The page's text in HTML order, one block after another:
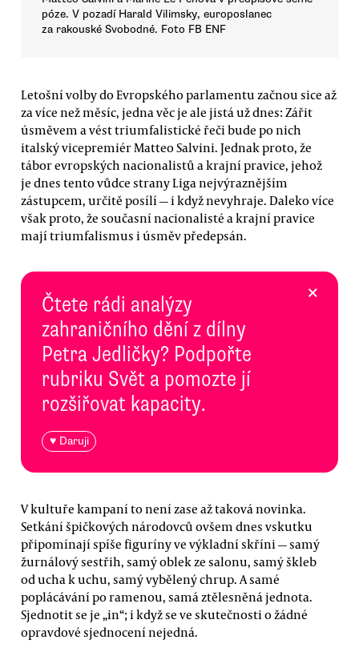
póze. V pozadí Harald Vilimsky, europoslanec
za rakouské Svobodné. Foto FB ENF
Letošní volby do Evropského parlamentu začnou sice až
za více než měsíc, jedna věc je ale jistá už dnes: Zářit
úsměvem a vést triumfalistické řeči bude po nich
italský vicepremiér Matteo Salvini. Jednak proto, že
tábor evropských nacionalistů a krajní pravice, jehož
je dnes tento vůdce strany Liga nejvýraznějším
zástupcem, určitě posílí — i když nevyhraje. Daleko více
však proto, že současní nacionalisté a krajní pravice
mají triumfalismus i úsměv předepsán.
Čtete rádi analýzy
zahraničního dění z dílny
Petra Jedličky? Podpořte
rubriku Svět a pomozte jí
rozšiřovat kapacity.
♥ Daruji
×
V kultuře kampaní to není zase až taková novinka.
Setkání špičkových národovců ovšem dnes vskutku
připomínají spíše figuríny ve výkladní skříni — samý
žurnálový sestřih, samý oblek ze salonu, samý škleb
od ucha k uchu, samý vybělený chrup. A samé
poplácávání po ramenou, samá ztělesněná jednota.
Sjednotit se je „in“; i když se ve skutečnosti o žádné
opravdové sjednocení nejedná.